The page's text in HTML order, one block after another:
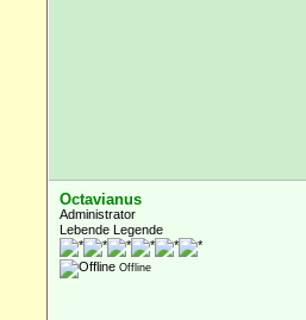
Octavianus
Administrator
Lebende Legende
Offline